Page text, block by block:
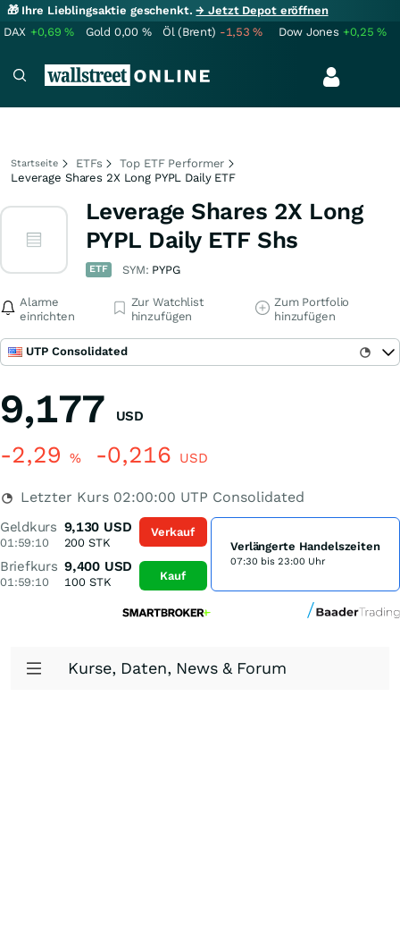
🎁 Ihre Lieblingsaktie geschenkt.→ Jetzt Depot eröffnen
DAX +0,69% Gold 0,00 % Öl (Brent) -1,53% Dow Jones +0,25%
Startseite ETFs
Top ETF Performer
Leverage Shares 2X Long PYPL Daily ETF
Leverage Shares 2X Long
PYPL Daily ETF Shs
ETF SYM: PYPG
Alarme
einrichten
Zur Watchlist
hinzufügen
Zum Portfolio
hinzufügen
UTP Consolidated
9,177 USD
-2,29 % -0,216 USD
Letzter Kurs 02:00:00 UTP Consolidated
Geldkurs
01:59:10
9,130 USD
200 STK
Briefkurs
01:59:10
9,400 USD
100STK
Verkauf
Kauf
Verlängerte Handelszeiten
07:30 bis 23:00 Uhr
Kurse, Daten, News & Forum